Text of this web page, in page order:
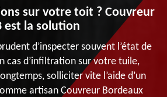
sur votre toit ? Couvreur
est la solution
d’inspecter souvent l’état de
cas d’infiltration sur votre tuile,
solliciter vite l’aide d’un
artisan Couvreur Bordeaux